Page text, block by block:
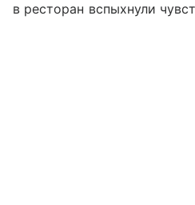
в ресторан вспыхнули